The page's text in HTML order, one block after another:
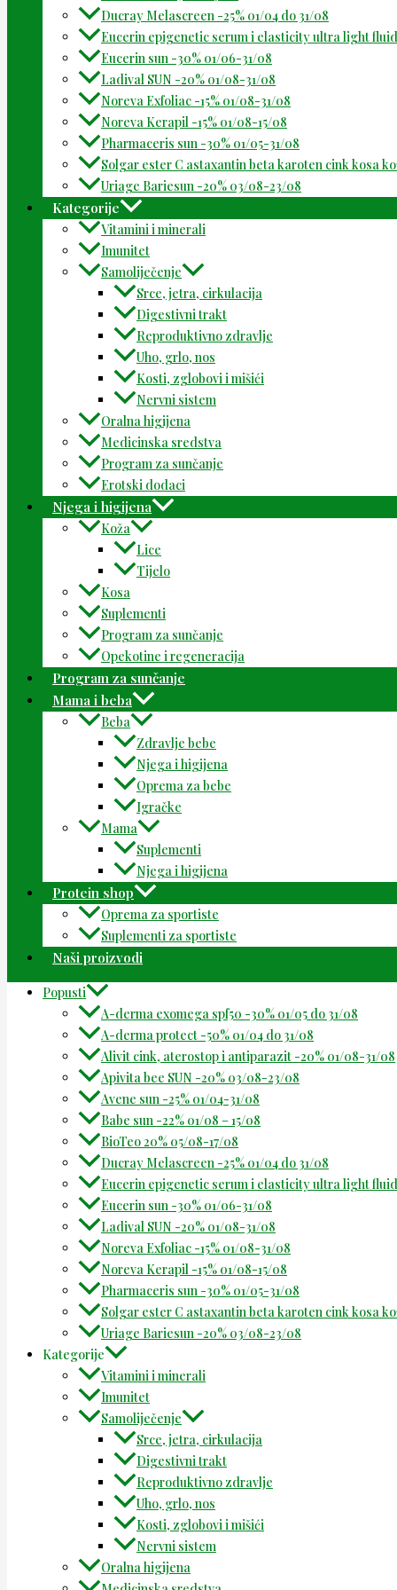
Ducray Melascreen -25% 01/04 do 31/08
Eucerin epigenetic serum i elasticity ultra light
Eucerin sun -30% 01/06-31/08
Ladival SUN -20% 01/08-31/08
Noreva Exfoliac -15% 01/08-31/08
Noreva Kerapil -15% 01/08-15/08
Pharmaceris sun -30% 01/05-31/08
Solgar ester C astaxantin beta karoten cink kosa
Uriage Bariesun -20% 03/08-23/08
Kategorije
Vitamini i minerali
Imunitet
Samoliječenje
Srce, jetra, cirkulacija
Digestivni trakt
Reproduktivno zdravlje
Uho, grlo, nos
Kosti, zglobovi i mišići
Nervni sistem
Oralna higijena
Medicinska sredstva
Program za sunčanje
Erotski dodaci
Njega i higijena
Koža
Lice
Tijelo
Kosa
Suplementi
Program za sunčanje
Opekotine i regeneracija
Program za sunčanje
Mama i beba
Beba
Zdravlje bebe
Njega i higijena
Oprema za bebe
Igračke
Mama
Suplementi
Njega i higijena
Protein shop
Oprema za sportiste
Suplementi za sportiste
Naši proizvodi
Popusti
A-derma exomega spf50 -30% 01/05 do 31/08
A-derma protect -50% 01/04 do 31/08
Alivit cink, aterostop i antiparazit -20% 01/08-31/08
Apivita bee SUN -20% 03/08-23/08
Avene sun -25% 01/04-31/08
Babe sun -22% 01/08 – 15/08
BioTeo 20% 05/08-17/08
Ducray Melascreen -25% 01/04 do 31/08
Eucerin epigenetic serum i elasticity ultra light
Eucerin sun -30% 01/06-31/08
Ladival SUN -20% 01/08-31/08
Noreva Exfoliac -15% 01/08-31/08
Noreva Kerapil -15% 01/08-15/08
Pharmaceris sun -30% 01/05-31/08
Solgar ester C astaxantin beta karoten cink kosa
Uriage Bariesun -20% 03/08-23/08
Kategorije
Vitamini i minerali
Imunitet
Samoliječenje
Srce, jetra, cirkulacija
Digestivni trakt
Reproduktivno zdravlje
Uho, grlo, nos
Kosti, zglobovi i mišići
Nervni sistem
Oralna higijena